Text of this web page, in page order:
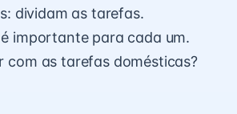
dividam as tarefas.
importante para cada um.
com as tarefas domésticas?